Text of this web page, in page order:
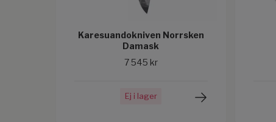
Karesuandokniven Norrsken
Damask
7 545 kr
Ej i lager